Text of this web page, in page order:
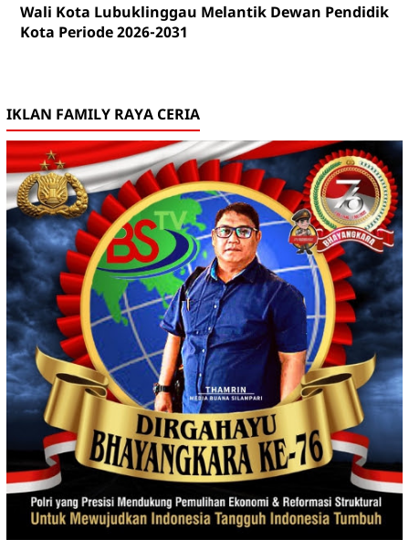
Wali Kota Lubuklinggau Melantik Dewan Pendidikan
Kota Periode 2026-2031
IKLAN FAMILY RAYA CERIA